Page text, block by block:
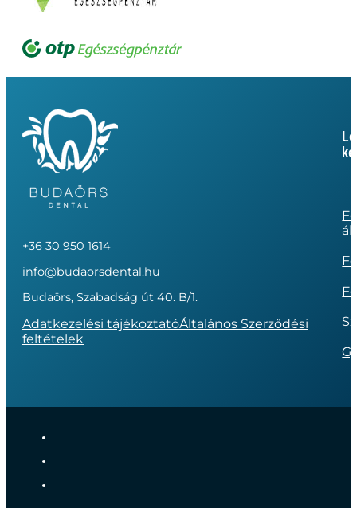
+36 30 950 1614
info@budaorsdental.hu
Budaörs, Szabadság út 40. B/1.
Adatkezelési tájékoztatóÁltalános Szerződési
feltételek